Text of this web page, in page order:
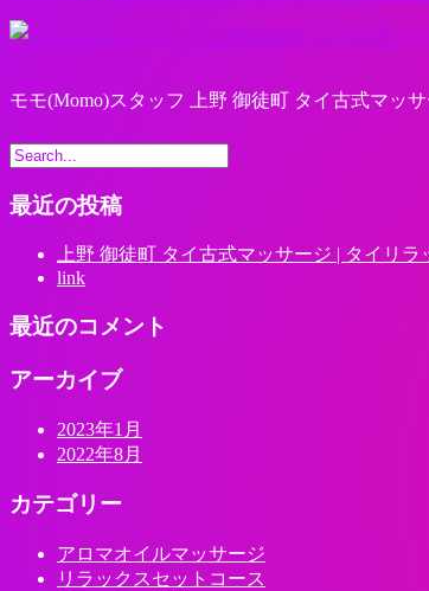
モモ(Momo)スタッフ 上野 御徒町 タイ古式マッ
最近の投稿
上野 御徒町 タイ古式マッサージ | タイリラ
link
最近のコメント
アーカイブ
2023年1月
2022年8月
カテゴリー
アロマオイルマッサージ
リラックスセットコース